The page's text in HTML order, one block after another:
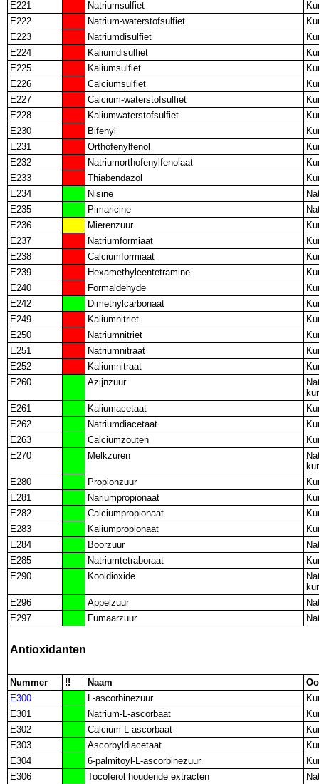
E221 Natriumsulfiet
E222
Natrium-waterstofsulfiet
E223
Natriumdisulfiet
E224
Kaliumdisulfiet
E225
Kaliumsulfiet
E226
Calciumsulfiet
E227
Calcium-waterstofsulfiet
E228
Kaliumwaterstofsulfiet
E230
Bifenyl
E231
Orthofenylfenol
E232
Natriumorthofenylfenolaat
E233
Thiabendazol
E234
Nisine
E235
Pimaricine
E236
Mierenzuur
E237
Natriumformiaat
E238
Calciumformiaat
E239
Hexamethyleentetramine
E240
Formaldehyde
E242
Dimethylcarbonaat
E249
Kaliumnitriet
E250
Natriumnitriet
E251
Natriumnitraat
E252
Kaliumnitraat
E260
Azijnzuur
E261
Kaliumacetaat
E262
Natriumdiacetaat
E263
Calciumzouten
E270
Melkzuren
E280
Propionzuur
E281
Nariumpropionaat
E282
Calciumpropionaat
E283
Kaliumpropionaat
E284
Boorzuur
E285
Natriumtetraboraat
E290
Kooldioxide
E296
Appelzuur
E297
Fumaarzuur
Antioxidanten
Nummer !! Naam
E300
L-ascorbinezuur
E301
Natrium-L-ascorbaat
E302
Calcium-L-ascorbaat
E303
Ascorbyldiacetaat
E304
6-palmitoyl-L-ascorbinezuur
E306
Tocoferol houdende extracten